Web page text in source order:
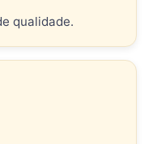
qualidade.